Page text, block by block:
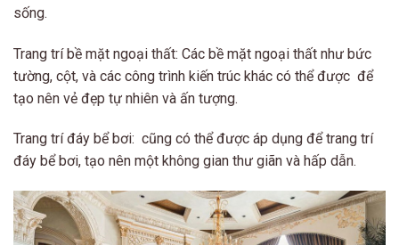
sống.
Trang trí bề mặt ngoại thất: Các bề mặt ngoại thất như bức
tường, cột, và các công trình kiến trúc khác có thể được để
tạo nên vẻ đẹp tự nhiên và ấn tượng.
Trang trí đáy bể bơi: cũng có thể được áp dụng để trang trí
đáy bể bơi, tạo nên một không gian thư giãn và hấp dẫn.